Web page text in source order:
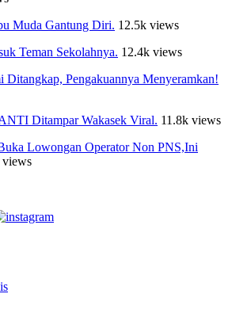
Muda Gantung Diri. 12.5k views
Teman Sekolahnya. 12.4k views
Ditangkap, Pengakuannya Menyeramkan!
Ditampar Wakasek Viral. 11.8k views
Lowongan Operator Non PNS,Ini
views